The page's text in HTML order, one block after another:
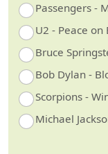
Passengers -
U2 - Peace on
Bruce
Bob Dylan -
Scorpions -
Michael